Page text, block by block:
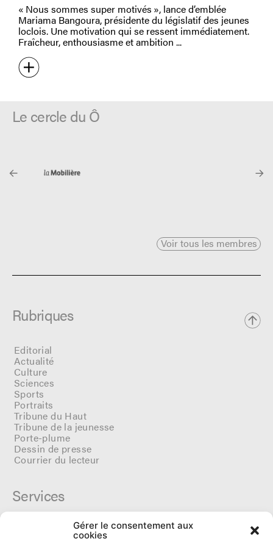
Gérer le consentement aux
cookies
« Nous sommes super motivés », lance d’emblée
Mariama Bangoura, présidente du législatif des jeunes
loclois. Une motivation qui se ressent immédiatement.
Fraîcheur, enthousiasme et ambition
Le cercle du Ô
Voir tous les membres
Rubriques
Editorial
Actualité
Culture
Sciences
Sports
Portraits
Tribune du Haut
Tribune de la jeunesse
Porte-plume
Dessin de presse
Courrier du lecteur
Services